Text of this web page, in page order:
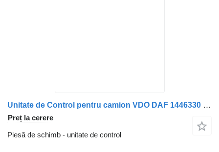
Unitate de Control pentru camion VDO DAF 1446330 5010516757
Preț la cerere
Piesă de schimb - unitate de control